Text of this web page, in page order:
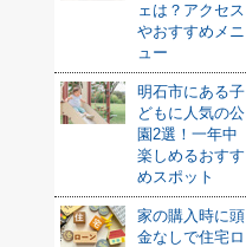
ェは？アクセス
やおすすめメニ
ュー
明石市にある子
どもに人気の公
園2選！一年中
楽しめるおすす
めスポット
家の購入時に頭
金なしで住宅ロ